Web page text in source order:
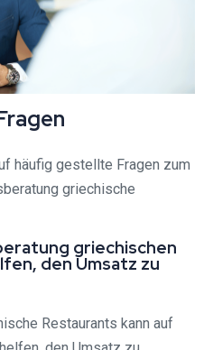
häufig gestellte Fragen zum
griechische
griechischen
den Umsatz zu
Restaurants kann auf